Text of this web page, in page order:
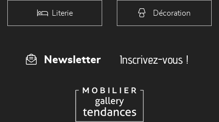
Literie Décoration
Newsletter Inscrivez-vous !